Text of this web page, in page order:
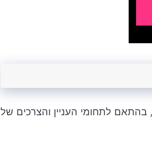
לתחומי העניין והצרכים של